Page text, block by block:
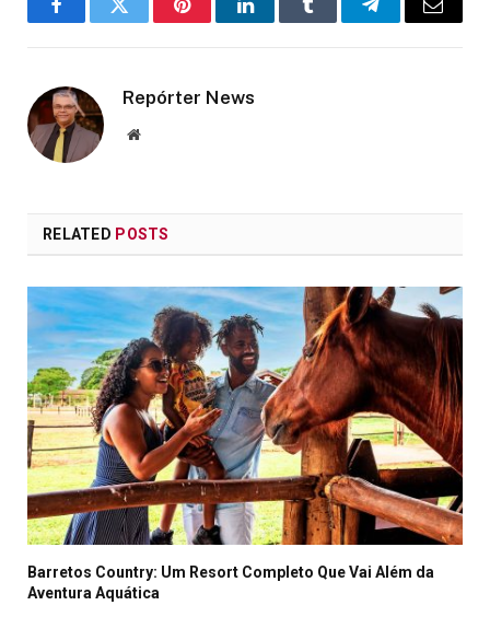
FacebookTwitter PinterestLinkedInTumblr TelegramEmail
Repórter News
Website
RELATED POSTS
Barretos Country: Um Resort Completo Que Vai Além da
Aventura Aquática